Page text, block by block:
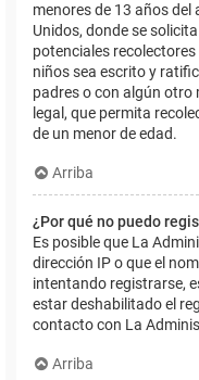
menores de 13 años del
Unidos, donde se
potenciales
niños sea escrito y
padres o con algún otro
legal, que permita
de un menor de edad.
Arriba
¿Por qué no puedo
Es posible que La
dirección IP o que el
intentando registrarse,
estar deshabilitado el
contacto con La
Arriba